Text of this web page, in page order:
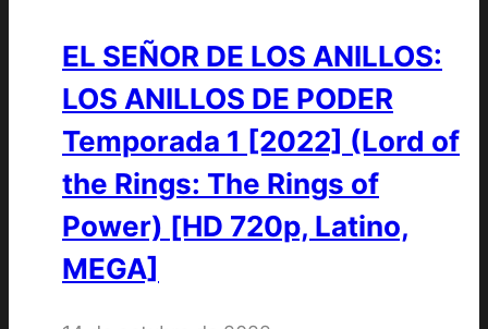
EL SEÑOR DE LOS ANILLOS:
LOS ANILLOS DE PODER
Temporada 1 [2022] (Lord of
the Rings: The Rings of
Power) [HD 720p, Latino,
MEGA]